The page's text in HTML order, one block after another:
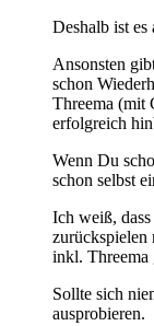
Deshalb ist es
Ansonsten
schon
Threema (mit
erfolgreich
Wenn Du
schon selbst
Ich weiß,
zurückspielen
inkl. Threema
Sollte sich
ausprobieren.